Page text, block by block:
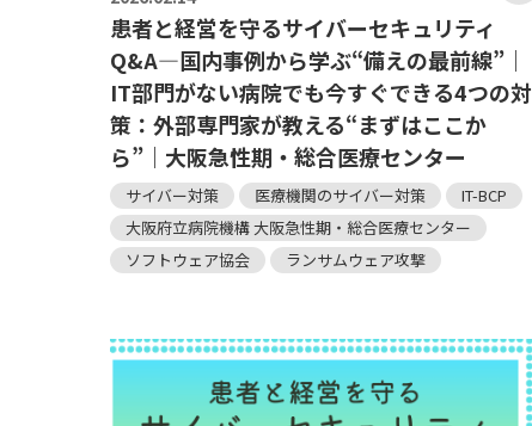
患者と経営を守るサイバーセキュリティ
Q&A―国内事例から学ぶ“備えの最前線”｜
IT部門がない病院でも今すぐできる4つの対
策：外部専門家が教える“まずはここか
ら”｜大阪急性期・総合医療センター
サイバー対策 医療機関のサイバー対策
IT-BCP
大阪府立病院機構 大阪急性期・総合医療センター
ソフトウェア協会
ランサムウェア攻撃